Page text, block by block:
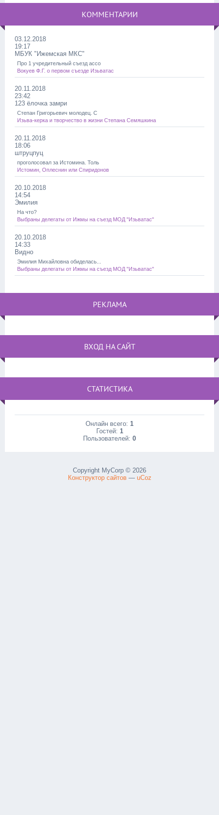
КОММЕНТАРИИ
03.12.2018
19:17
МБУК "Ижемская МКС"
Про 1 учредительный съезд ассо
Вокуев Ф.Г. о первом съезде Изьватас
20.11.2018
23:42
123 ёлочка замри
Степан Григорьевич молодец. С
Изьва-керка и творчество в жизни Степана Семяшкина
20.11.2018
18:06
штруцпуц
проголосовал за Истомина. Толь
Истомин, Оплеснин или Спиридонов
20.10.2018
14:54
Эмилия
На что?
Выбраны делегаты от Ижмы на съезд МОД "Изьватас"
20.10.2018
14:33
Видно
Эмилия Михайловна обиделась...
Выбраны делегаты от Ижмы на съезд МОД "Изьватас"
РЕКЛАМА
ВХОД НА САЙТ
СТАТИСТИКА
Онлайн всего: 1
Гостей: 1
Пользователей: 0
Copyright MyCorp © 2026
Конструктор сайтов— uCoz